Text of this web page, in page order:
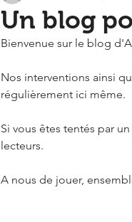
Un blog
Bienvenue sur le blog
Nos interventions ainsi
régulièrement ici même.
Si vous êtes tentés par
lecteurs.
A nous de jouer,